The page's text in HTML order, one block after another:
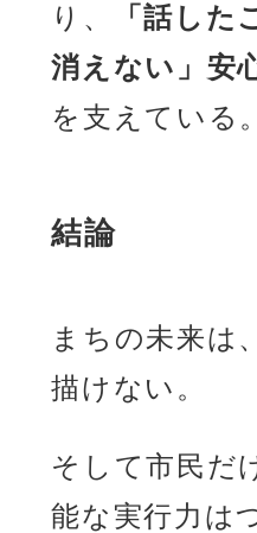
り、
「話した
消えない」安
を支えている。
結論
まちの未来は
描けない。
そして市民だ
能な実行力は